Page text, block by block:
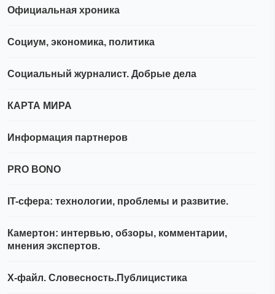
Официальная хроника
Социум, экономика, политика
Социальный журналист. Добрые дела
КАРТА МИРА
Информация партнеров
PRO BONO
IT-сфера: технологии, проблемы и развитие.
Камертон: интервью, обзоры, комментарии,
мнения экспертов.
Х-файл. Словесность.Публицистика